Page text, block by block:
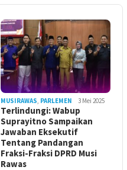
MUSIRAWAS, PARLEMEN 3 Mei 2025
Terlindungi: Wabup
Suprayitno Sampaikan
Jawaban Eksekutif
Tentang Pandangan
Fraksi-Fraksi DPRD Musi
Rawas